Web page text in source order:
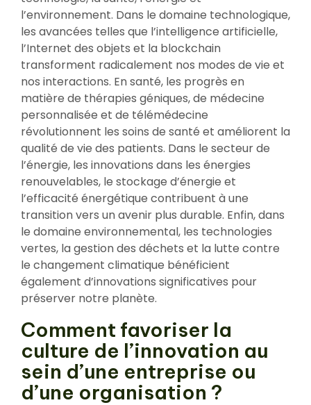
l’environnement. Dans le domaine technologique,
les avancées telles que l’intelligence artificielle,
l’Internet des objets et la blockchain
transforment radicalement nos modes de vie et
nos interactions. En santé, les progrès en
matière de thérapies géniques, de médecine
personnalisée et de télémédecine
révolutionnent les soins de santé et améliorent la
qualité de vie des patients. Dans le secteur de
l’énergie, les innovations dans les énergies
renouvelables, le stockage d’énergie et
l’efficacité énergétique contribuent à une
transition vers un avenir plus durable. Enfin, dans
le domaine environnemental, les technologies
vertes, la gestion des déchets et la lutte contre
le changement climatique bénéficient
également d’innovations significatives pour
préserver notre planète.
Comment favoriser la
culture de l’innovation au
sein d’une entreprise ou
d’une organisation ?